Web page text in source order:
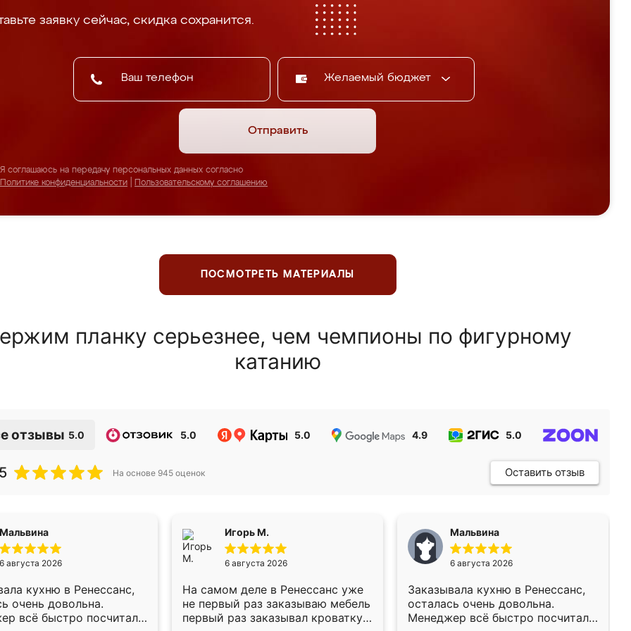
заявку сейчас, скидка сохранится.
Желаемый бюджет
Отправить
Я соглашаюсь на передачу персональных данных согласно
Политике конфиденциальности
Пользовательскому соглашению
ПОСМОТРЕТЬ МАТЕРИАЛЫ
планку серьезнее, чем чемпионы по фигурному
катанию
отзывы 5.0 5.0 5.0 4.9 5.0
На основе 945 оценок Оставить отзыв
Мальвина
6 августа 2026
кухню в Ренессанс,
очень довольна.
всё быстро посчитала,
Игорь М.
6 августа 2026
На самом деле в Ренессанс уже
не первый раз заказываю мебель
первый раз заказывал кроватку
Мальвина
6 августа 2026
Заказывала кухню в Ренессанс,
осталась очень довольна.
Менеджер всё быстро посчитала,